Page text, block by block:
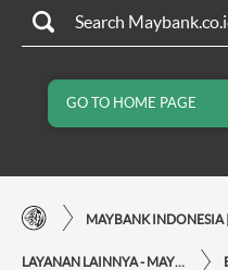
GO TO HOME PAGE